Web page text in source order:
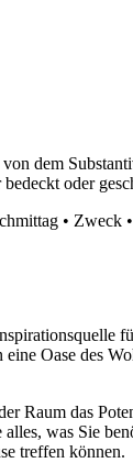
dem
oder
• Zweck •
Oase des
Raum das
was Sie
treffen können.